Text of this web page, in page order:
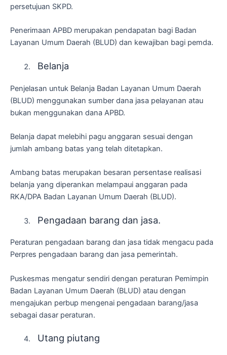
persetujuan SKPD.
Penerimaan APBD merupakan pendapatan bagi Badan
Layanan Umum Daerah (BLUD) dan kewajiban bagi pemda.
Belanja
Penjelasan untuk Belanja Badan Layanan Umum Daerah
(BLUD) menggunakan sumber dana jasa pelayanan atau
bukan menggunakan dana APBD.
Belanja dapat melebihi pagu anggaran sesuai dengan
jumlah ambang batas yang telah ditetapkan.
Ambang batas merupakan besaran persentase realisasi
belanja yang diperankan melampaui anggaran pada
RKA/DPA Badan Layanan Umum Daerah (BLUD).
Pengadaan barang dan jasa.
Peraturan pengadaan barang dan jasa tidak mengacu pada
Perpres pengadaan barang dan jasa pemerintah.
Puskesmas mengatur sendiri dengan peraturan Pemimpin
Badan Layanan Umum Daerah (BLUD) atau dengan
mengajukan perbup mengenai pengadaan barang/jasa
sebagai dasar peraturan.
Utang piutang